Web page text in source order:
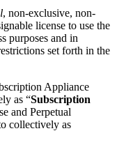
, non-exclusive, non-
license to use the
purposes and in
set forth in the
Appliance
as “Subscription
and Perpetual
collectively as